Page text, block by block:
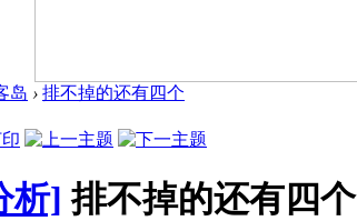
岛 › 排不掉的还有四个
析] 排不掉的还有四个